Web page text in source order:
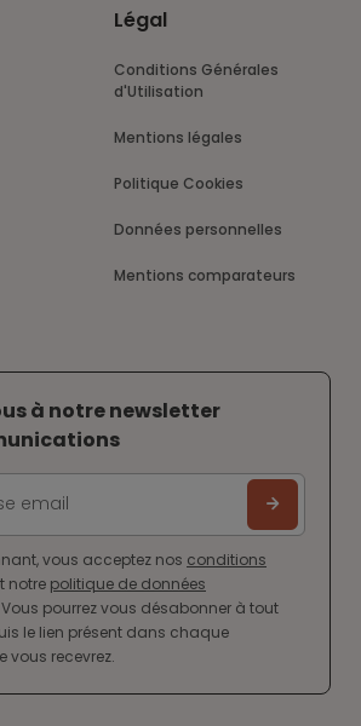
Légal
Conditions Générales
d'Utilisation
Mentions légales
Politique Cookies
Données personnelles
Mentions comparateurs
à notre newsletter
vous acceptez nos conditions
notre politique de données
Vous pourrez vous désabonner à tout
le lien présent dans chaque
vous recevrez.